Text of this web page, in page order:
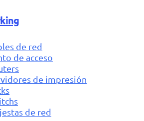
de red
de acceso
de impresión
de red